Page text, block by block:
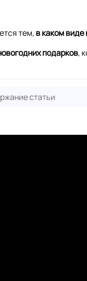
тем, в каком
подарков,
статьи